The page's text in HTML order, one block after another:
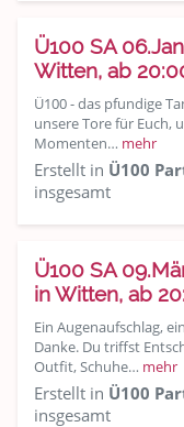
Ü100 SA
Witten, ab
Ü100 - das pfundige
unsere Tore für Euch,
Momenten… mehr
Erstellt in Ü100
insgesamt
Ü100 SA
in Witten, ab
Ein Augenaufschlag,
Danke. Du triffst
Outfit, Schuhe… mehr
Erstellt in Ü100
insgesamt